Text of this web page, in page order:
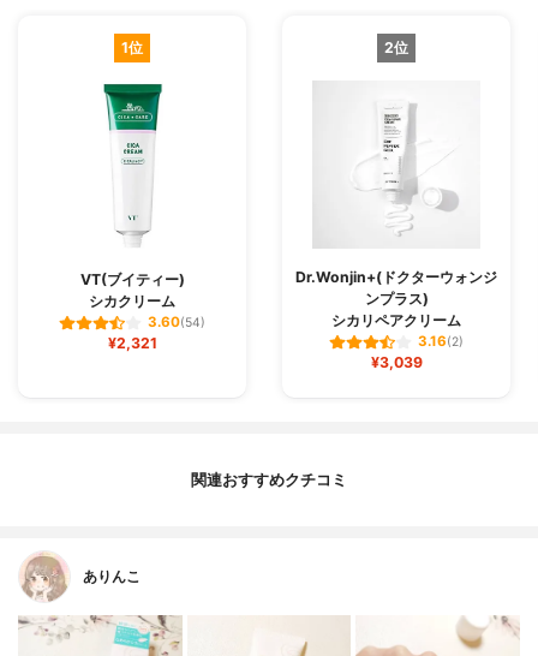
1位
VT(ブイティー)
シカクリーム
3.60(54)
¥2,321
2位
Dr.Wonjin+(ドクターウォンジ
ンプラス)
シカリペアクリーム
3.16(2)
¥3,039
関連おすすめクチコミ
ありんこ